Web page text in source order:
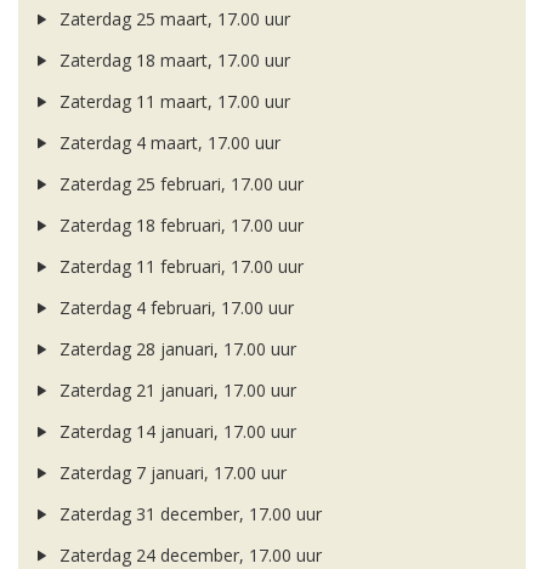
Zaterdag 25 maart, 17.00 uur
Zaterdag 18 maart, 17.00 uur
Zaterdag 11 maart, 17.00 uur
Zaterdag 4 maart, 17.00 uur
Zaterdag 25 februari, 17.00 uur
Zaterdag 18 februari, 17.00 uur
Zaterdag 11 februari, 17.00 uur
Zaterdag 4 februari, 17.00 uur
Zaterdag 28 januari, 17.00 uur
Zaterdag 21 januari, 17.00 uur
Zaterdag 14 januari, 17.00 uur
Zaterdag 7 januari, 17.00 uur
Zaterdag 31 december, 17.00 uur
Zaterdag 24 december, 17.00 uur